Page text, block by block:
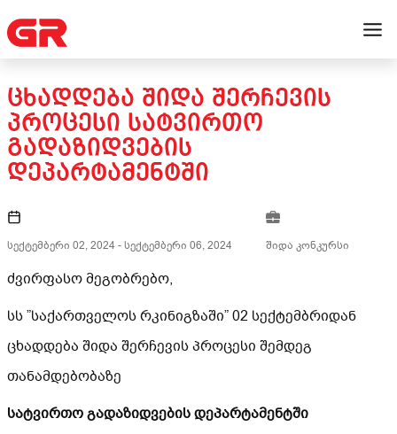
ᲪᲮᲐᲓᲓᲔᲑᲐ ᲨᲘᲓᲐ ᲨᲔᲠᲩᲔᲕᲘᲡ
ᲞᲠᲝᲪᲔᲡᲘ ᲡᲐᲢᲕᲘᲠᲗᲝ
ᲒᲐᲓᲐᲖᲘᲓᲕᲔᲑᲘᲡ
ᲓᲔᲞᲐᲠᲢᲐᲛᲔᲜᲢᲨᲘ
სექტემბერი 02, 2024 -სექტემბერი 06, 2024 შიდა კონკურსი
ძვირფასო მეგობრებო,
სს ”საქართველოს რკინიგზაში” 02 სექტემბრიდან
ცხადდება შიდა შერჩევის პროცესი შემდეგ
თანამდებობაზე
სატვირთო გადაზიდვების დეპარტამენტში